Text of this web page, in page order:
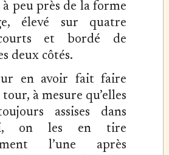
peu près de la forme
élevé sur quatre
et bordé de
deux côtés.
en avoir fait faire
à mesure qu’elles
assises dans
on les en tire
l’une après